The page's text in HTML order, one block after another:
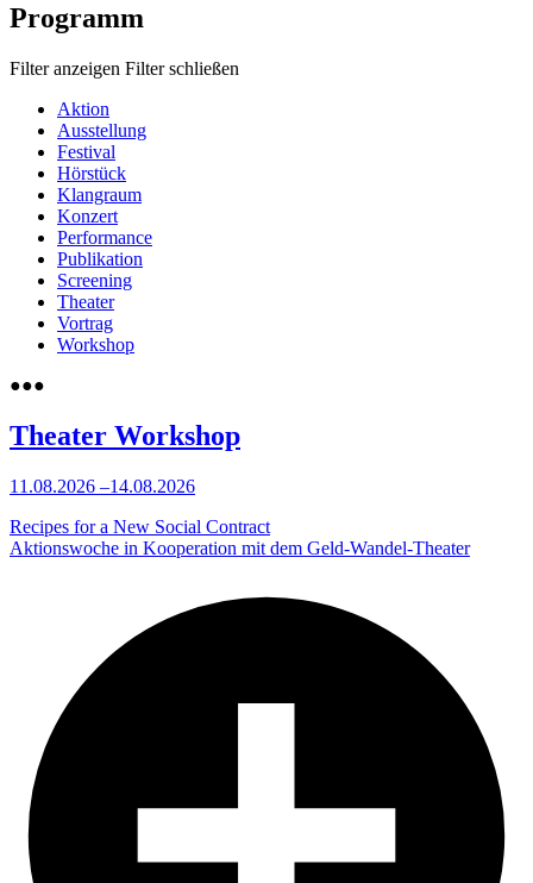
Programm
Filter anzeigen Filter schließen
Aktion
Ausstellung
Festival
Hörstück
Klangraum
Konzert
Performance
Publikation
Screening
Theater
Vortrag
Workshop
●●●
Theater Workshop
11.08.2026 –14.08.2026
Recipes for a New Social Contract
Aktionswoche in Kooperation mit dem Geld-Wandel-Theater